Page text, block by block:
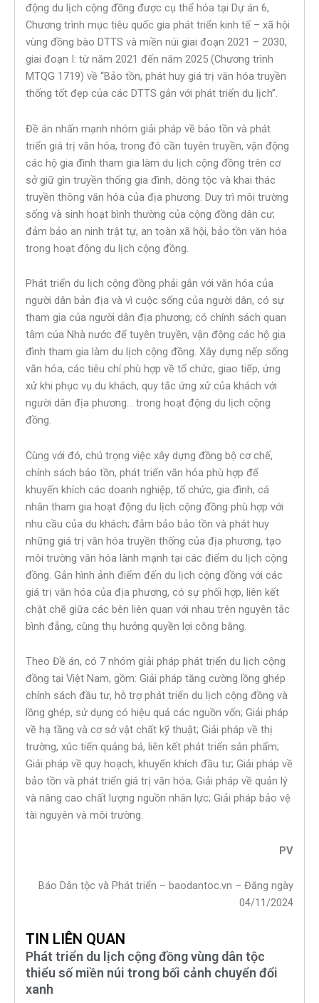
động du lịch cộng đồng được cụ thể hóa tại Dự án 6,
Chương trình mục tiêu quốc gia phát triển kinh tế – xã hội
vùng đồng bào DTTS và miền núi giai đoạn 2021 – 2030,
giai đoạn I: từ năm 2021 đến năm 2025 (Chương trình
MTQG 1719) về “Bảo tồn, phát huy giá trị văn hóa truyền
thống tốt đẹp của các DTTS gắn với phát triển du lịch”.
Đề án nhấn mạnh nhóm giải pháp về bảo tồn và phát
triển giá trị văn hóa, trong đó cần tuyên truyền, vận động
các hộ gia đình tham gia làm du lịch cộng đồng trên cơ
sở giữ gìn truyền thống gia đình, dòng tộc và khai thác
truyền thông văn hóa của địa phương. Duy trì môi trường
sống và sinh hoạt bình thường của cộng đồng dân cư;
đảm bảo an ninh trật tự, an toàn xã hội, bảo tồn văn hóa
trong hoạt động du lịch cộng đồng.
Phát triển du lịch cộng đồng phải gắn với văn hóa của
người dân bản địa và vì cuộc sống của người dân, có sự
tham gia của người dân địa phương; có chính sách quan
tâm của Nhà nước để tuyên truyền, vận động các hộ gia
đình tham gia làm du lịch cộng đồng. Xây dựng nếp sống
văn hóa, các tiêu chí phù hợp về tổ chức, giao tiếp, ứng
xử khi phục vụ du khách, quy tắc ứng xử của khách với
người dân địa phương… trong hoạt động du lịch cộng
đồng.
Cùng với đó, chú trọng việc xây dựng đồng bộ cơ chế,
chính sách bảo tồn, phát triển văn hóa phù hợp để
khuyến khích các doanh nghiệp, tổ chức, gia đình, cá
nhân tham gia hoạt động du lịch cộng đồng phù hợp với
nhu cầu của du khách; đảm bảo bảo tồn và phát huy
những giá trị văn hóa truyền thống của địa phương, tạo
môi trường văn hóa lành mạnh tại các điểm du lịch cộng
đồng. Gắn hình ảnh điểm đến du lịch cộng đồng với các
giá trị văn hóa của địa phương, có sự phối hợp, liên kết
chặt chẽ giữa các bên liên quan với nhau trên nguyên tắc
bình đẳng, cùng thụ hưởng quyền lợi công bằng.
Theo Đề án, có 7 nhóm giải pháp phát triển du lịch cộng
đồng tại Việt Nam, gồm: Giải pháp tăng cường lồng ghép
chính sách đầu tư, hỗ trợ phát triển du lịch cộng đồng và
lồng ghép, sử dụng có hiệu quả các nguồn vốn; Giải pháp
về hạ tầng và cơ sở vật chất kỹ thuật; Giải pháp về thị
trường, xúc tiến quảng bá, liên kết phát triển sản phẩm;
Giải pháp về quy hoạch, khuyến khích đầu tư; Giải pháp về
bảo tồn và phát triển giá trị văn hóa; Giải pháp về quản lý
và nâng cao chất lượng nguồn nhân lực; Giải pháp bảo vệ
tài nguyên và môi trường.
PV
Báo Dân tộc và Phát triển – baodantoc.vn – Đăng ngày
04/11/2024
TIN LIÊN QUAN
Phát triển du lịch cộng đồng vùng dân tộc
thiểu số miền núi trong bối cảnh chuyển đổi
xanh